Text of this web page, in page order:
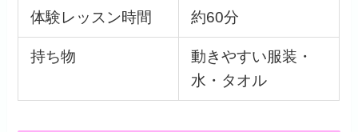
体験レッスン時間 約60分
持ち物
動きやすい服装・
水・タオル